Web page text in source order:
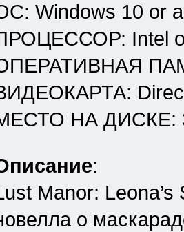
Windows 10 or
Intel
НА ДИСКЕ:
:
Manor:
о